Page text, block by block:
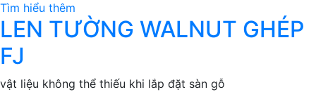
Tìm hiểu thêm
LEN TƯỜNG WALNUT GHÉP
FJ
vật liệu không thể thiếu khi lắp đặt sàn gỗ